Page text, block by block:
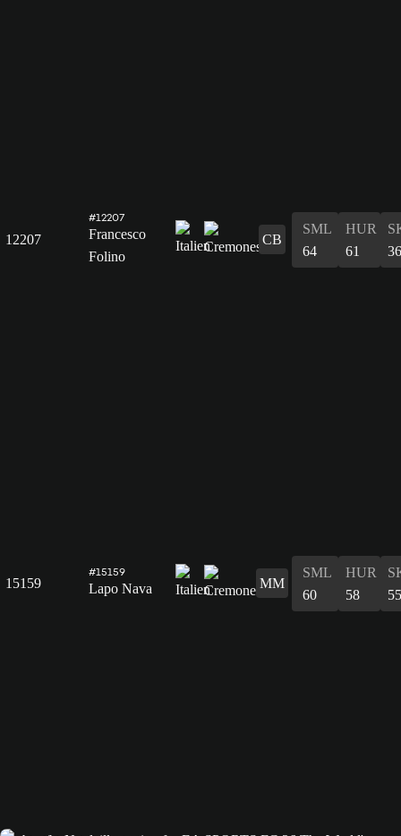
12207
#12207
Francesco
Folino
CB
SML
64
HUR
61
36
15159
#15159
Lapo Nava MM
SML
60
HUR
58
55